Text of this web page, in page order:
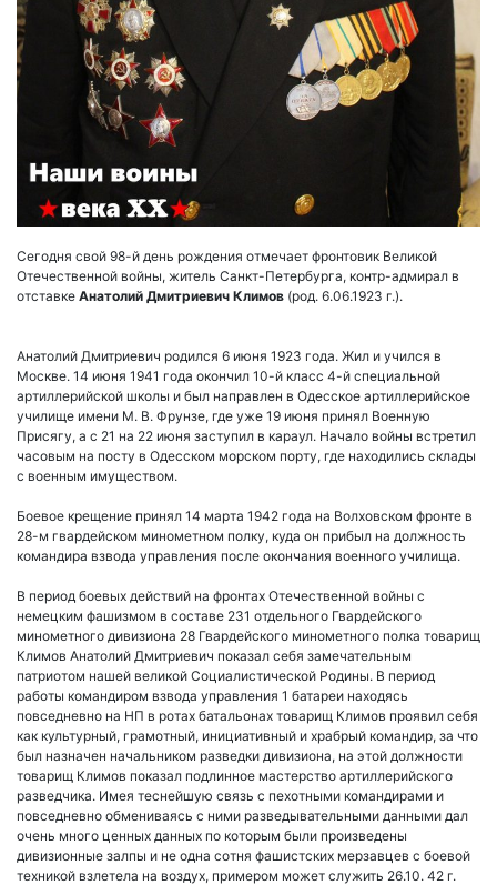
Сегодня свой 98-й день рождения отмечает фронтовик Великой
Отечественной войны, житель Санкт-Петербурга, контр-адмирал в
отставке Анатолий Дмитриевич Климов (род. 6.06.1923 г.).
Анатолий Дмитриевич родился 6 июня 1923 года. Жил и учился в
Москве. 14 июня 1941 года окончил 10-й класс 4-й специальной
артиллерийской школы и был направлен в Одесское артиллерийское
училище имени М. В. Фрунзе, где уже 19 июня принял Военную
Присягу, а с 21 на 22 июня заступил в караул. Начало войны встретил
часовым на посту в Одесском морском порту, где находились склады
с военным имуществом.
Боевое крещение принял 14 марта 1942 года на Волховском фронте в
28-м гвардейском минометном полку, куда он прибыл на должность
командира взвода управления после окончания военного училища.
В период боевых действий на фронтах Отечественной войны с
немецким фашизмом в составе 231 отдельного Гвардейского
минометного дивизиона 28 Гвардейского минометного полка товарищ
Климов Анатолий Дмитриевич показал себя замечательным
патриотом нашей великой Социалистической Родины. В период
работы командиром взвода управления 1 батареи находясь
повседневно на НП в ротах батальонах товарищ Климов проявил себя
как культурный, грамотный, инициативный и храбрый командир, за что
был назначен начальником разведки дивизиона, на этой должности
товарищ Климов показал подлинное мастерство артиллерийского
разведчика. Имея теснейшую связь с пехотными командирами и
повседневно обмениваясь с ними разведывательными данными дал
очень много ценных данных по которым были произведены
дивизионные залпы и не одна сотня фашистских мерзавцев с боевой
техникой взлетела на воздух, примером может служить 26.10. 42 г.